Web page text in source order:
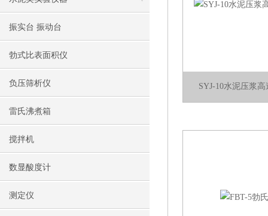
振实台 振动台
勃式比表面积仪
负压筛析仪
雷氏沸煮箱
搅拌机
数显酸度计
测定仪
SYJ-10水泥压浆